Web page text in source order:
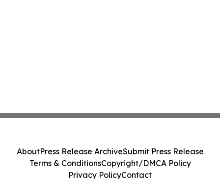
AboutPress Release ArchiveSubmit Press Release
Terms & ConditionsCopyright/DMCA Policy
Privacy PolicyContact